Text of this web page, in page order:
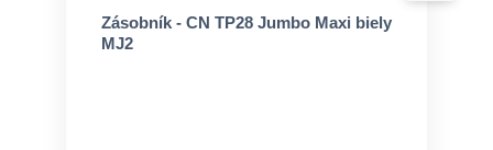
Zásobník - CN TP28 Jumbo Maxi biely
MJ2